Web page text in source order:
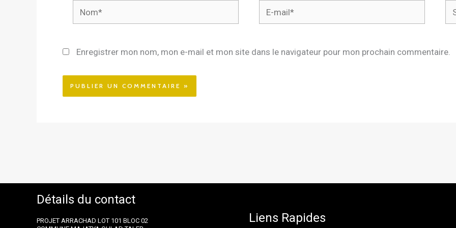
Nom*
mail*
Enregistrer mon nom, mon e-mail et mon site dans le navigateur pour mon prochain commentaire.
Détails du contact
PROJET ARRACHAD LOT 101 BLOC 02
Liens Rapides